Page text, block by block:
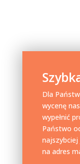
Dla
wycenę
wypełnić
Państwo
na adres